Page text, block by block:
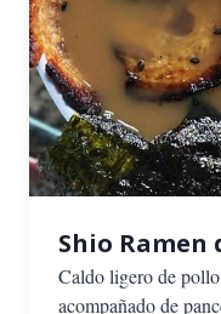
Shio Ramen
Caldo ligero de
acompañado de